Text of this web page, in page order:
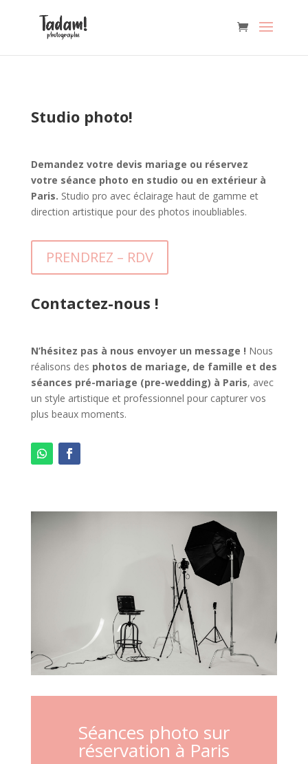
Studio photo!
Demandez votre devis mariage ou réservez
votre séance photo en studio ou en extérieur à
Paris. Studio pro avec éclairage haut de gamme et
direction artistique pour des photos inoubliables.
PRENDREZ – RDV
Contactez-nous !
N’hésitez pas à nous envoyer un message ! Nous
réalisons des photos de mariage, de famille et des
séances pré-mariage (pre-wedding) à Paris, avec
un style artistique et professionnel pour capturer vos
plus beaux moments.
Séances photo sur
réservation à Paris